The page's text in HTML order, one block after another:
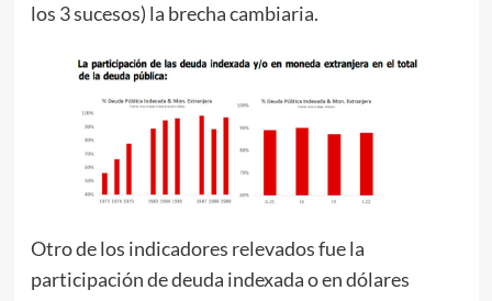
los 3 sucesos) la brecha cambiaria.
Otro de los indicadores relevados fue la
participación de deuda indexada o en dólares